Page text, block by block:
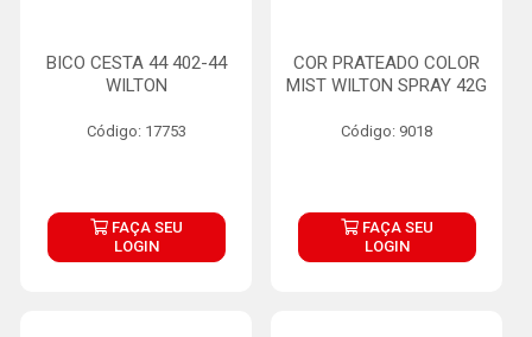
BICO CESTA 44 402-44
WILTON
Código: 17753
FAÇA SEU
LOGIN
COR PRATEADO COLOR
MIST WILTON SPRAY 42G
Código: 9018
FAÇA SEU
LOGIN